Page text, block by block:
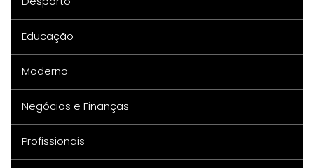
Educação
Moderno
Negócios e Finanças
Profissionais